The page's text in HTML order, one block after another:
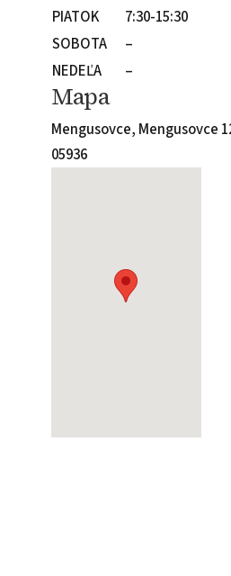
PIATOK
7:30-15:30
SOBOTA
–
NEDEĽA
–
Mapa
Mengusovce, Mengusovce
05936